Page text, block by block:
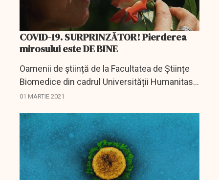
COVID-19. SURPRINZĂTOR! Pierderea
mirosului este DE BINE
Oamenii de știință de la Facultatea de Științe
Biomedice din cadrul Universității Humanitas
(Italia) au publicat date preliminare dintr-un
la...
01 MARTIE 2021